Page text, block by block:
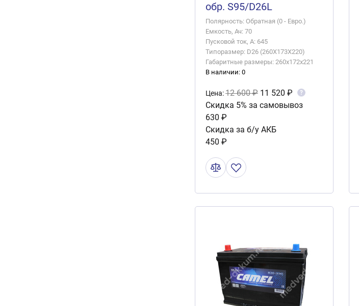
обр. S95/D26L
Полярность: Обратная (0 - Евро.)
Емкость, Ач: 70
Пусковой ток, А: 645
Типоразмер: D26 (260X173X220)
Габаритные размеры: 260x172x221
В наличии: 0
Цена:12 600 ₽ 11 520 ₽ ?
Скидка 5% за самовывоз
630 ₽
Скидка за б/у АКБ
450 ₽